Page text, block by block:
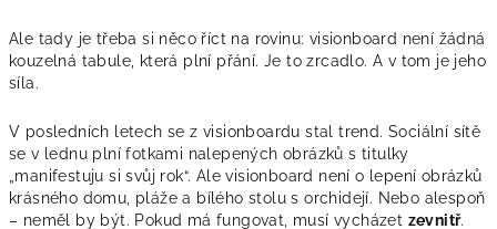
Ale tady je třeba si něco říct na rovinu: visionboard není žádná
kouzelná tabule, která plní přání. Je to zrcadlo. A v tom je jeho
síla.
V posledních letech se z visionboardu stal trend. Sociální sítě
se v lednu plní fotkami nalepených obrázků s titulky
„manifestuju si svůj rok“. Ale visionboard není o lepení obrázků
krásného domu, pláže a bílého stolu s orchidejí. Nebo alespoň
– neměl by být. Pokud má fungovat, musí vycházet zevnitř.